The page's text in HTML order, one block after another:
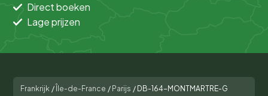
Direct boeken
Lage prijzen
Frankrijk / Île-de-France / Parijs / DB-164-MONTMARTRE-G